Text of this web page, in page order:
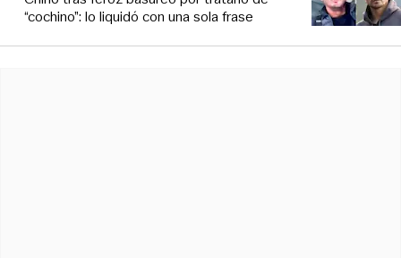
“cochino”: lo liquidó con una sola frase